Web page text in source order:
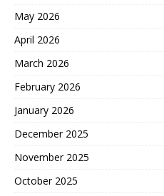
跟印度谈崩了，故意挖苦印
度。特朗普这是再一次，在
印度的伤口上撒盐。57空战
让印度失去了西方统战价
中国，没想到是个废物。 中
国空军歼-10CE战斗机在57
空战中，一战成名 据美国方
面证实，巴基斯坦空军
雳-15E远程空空导弹，打击
印度阵风战斗机，达到了人
May 2026
April 2026
March 2026
February 2026
January 2026
December 2025
November 2025
October 2025